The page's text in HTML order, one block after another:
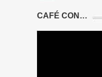
CAFÉ CON…